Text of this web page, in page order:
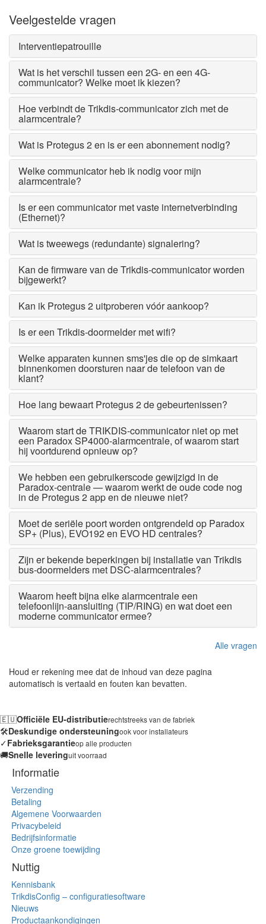
Veelgestelde vragen
Interventiepatrouille
Wat is het verschil tussen een 2G- en een 4G-
communicator? Welke moet ik kiezen?
Hoe verbindt de Trikdis-communicator zich met de
alarmcentrale?
Wat is Protegus 2 en is er een abonnement nodig?
Welke communicator heb ik nodig voor mijn
alarmcentrale?
Is er een communicator met vaste internetverbinding
(Ethernet)?
Wat is tweewegs (redundante) signalering?
Kan de firmware van de Trikdis-communicator worden
bijgewerkt?
Kan ik Protegus 2 uitproberen vóór aankoop?
Is er een Trikdis-doormelder met wifi?
Welke apparaten kunnen sms'jes die op de simkaart
binnenkomen doorsturen naar de telefoon van de
klant?
Hoe lang bewaart Protegus 2 de gebeurtenissen?
Waarom start de TRIKDIS-communicator niet op met
een Paradox SP4000-alarmcentrale, of waarom start
hij voortdurend opnieuw op?
We hebben een gebruikerscode gewijzigd in de
Paradox-centrale — waarom werkt de oude code nog
in de Protegus 2 app en de nieuwe niet?
Moet de seriële poort worden ontgrendeld op Paradox
SP+ (Plus), EVO192 en EVO HD centrales?
Zijn er bekende beperkingen bij installatie van Trikdis
bus-doormelders met DSC-alarmcentrales?
Waarom heeft bijna elke alarmcentrale een
telefoonlijn-aansluiting (TIP/RING) en wat doet een
moderne communicator ermee?
Alle vragen
Houd er rekening mee dat de inhoud van deze pagina
automatisch is vertaald en fouten kan bevatten.
🇪🇺Officiële EU-distributierechtstreeks van de fabriek
🛠️Deskundige ondersteuningook voor installateurs
✓Fabrieksgarantieop alle producten
🚚Snelle leveringuit voorraad
Informatie
Verzending
Betaling
Algemene Voorwaarden
Privacybeleid
Bedrijfsinformatie
Onze groene toewijding
Nuttig
Kennisbank
TrikdisConfig – configuratiesoftware
Nieuws
Productaankondigingen